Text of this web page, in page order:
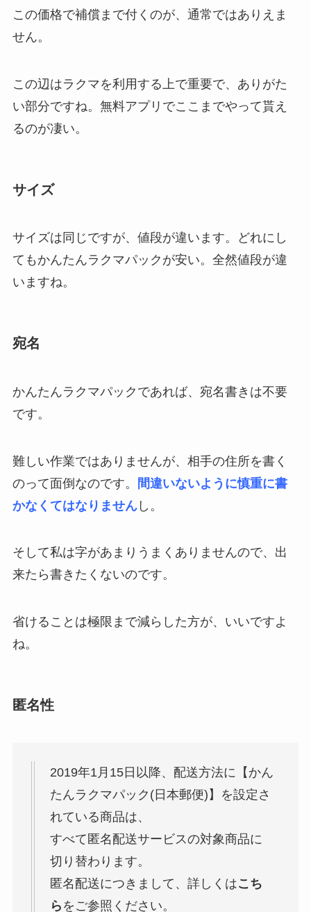
この価格で補償まで付くのが、通常ではありえま
せん。
この辺はラクマを利用する上で重要で、ありがた
い部分ですね。無料アプリでここまでやって貰え
るのが凄い。
サイズ
サイズは同じですが、値段が違います。どれにし
てもかんたんラクマパックが安い。全然値段が違
いますね。
宛名
かんたんラクマパックであれば、宛名書きは不要
です。
難しい作業ではありませんが、相手の住所を書く
のって面倒なのです。
間違いないように慎重に書
かなくてはなりませんし。
そして私は字があまりうまくありませんので、出
来たら書きたくないのです。
省けることは極限まで減らした方が、いいですよ
ね。
匿名性
2019年1月15日以降、配送方法に【かん
たんラクマパック(日本郵便)】を設定さ
れている商品は、
すべて匿名配送サービスの対象商品に
切り替わります。
匿名配送につきまして、詳しくはこち
ら をご参照ください。